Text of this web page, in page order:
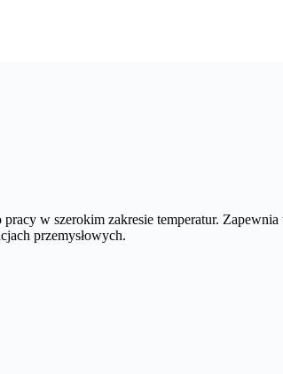
w szerokim zakresie temperatur.
przemysłowych.